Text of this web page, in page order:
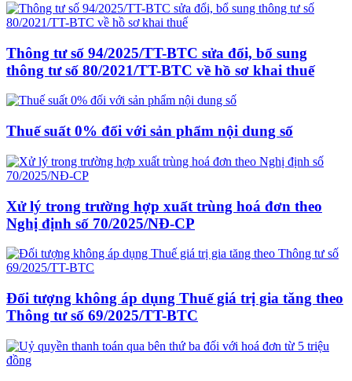
Thông tư số 94/2025/TT-BTC sửa đổi, bổ sung
thông tư số 80/2021/TT-BTC về hồ sơ khai thuế
Thuế suất 0% đối với sản phẩm nội dung số
Xử lý trong trường hợp xuất trùng hoá đơn theo
Nghị định số 70/2025/NĐ-CP
Đối tượng không áp dụng Thuế giá trị gia tăng theo
Thông tư số 69/2025/TT-BTC